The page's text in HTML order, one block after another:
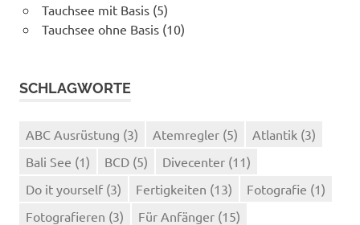
Tauchsee mit Basis(5)
Tauchsee ohne Basis(10)
SCHLAGWORTE
ABC Ausrüstung (3) Atemregler (5) Atlantik (3)
Bali See (1) BCD (5) Divecenter (11)
Do it yourself (3) Fertigkeiten (13) Fotografie (1)
Fotografieren (3) Für Anfänger (15)